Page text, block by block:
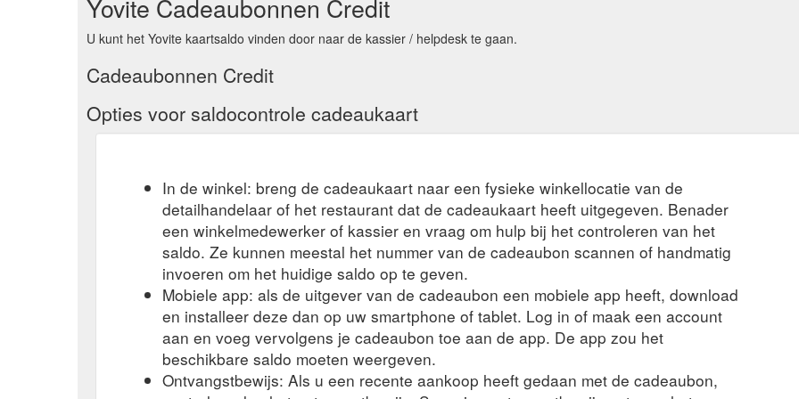
https://www.yovite.com/de/hilfe/hilfe-allgemeine-fragen.html
Sie können unsere Gutscheine schnell und einfach online bestellen. Der Gutschein wird Ihnen dann bsw. per Post, E-Mail
einzigartige bundesweite Restaurant- ...https://www.yovite.com/Gutschein-Auswahl.html
per SMS ausliefern zu lassen. Wenn Sie den Gutschein als Geschenk ...https://www.yovite.com/Gutschein-
Sie können unsere Gutscheine schnell und einfach online bestellen. Der Gutschein wird Ihnen dann bsw. per Post, E-Mail
ausdrucken) oder Fax zugesandt. Es ist sogar möglich den Geschenkgutschein zusätzlich per SMS ausliefern zu lassen.
Warum muss ein Gutschein / eine Geschenkkarte mit Gutschein-Passwort vor dem Restaurantbesuch online eingelöst
Yovite.com bietet Ihnen damit ...https://www.yovite.com/de/hilfe/hilfe-einloesung.html
Bei unseren Yovite.com Restaurantgutscheinen handelt es sich nicht um Rabatt-Gutscheine oder Coupons. Alle unsere
Wertgutscheine ...https://www.yovite.com/Gutschein-Buxtehude.html
Der Gutschein wird Ihnen dann bsw. per Post, E-Mail (PDF-Gutschein zum ausdrucken) oder Fax zugesandt. Es ist sogar
Yovite Cadeaubonnen Credit
U kunt het Yovite kaartsaldo vinden door naar de kassier / helpdesk te gaan.
Cadeaubonnen Credit
Opties voor saldocontrole cadeaukaart
In de winkel: breng de cadeaukaart naar een fysieke winkellocatie van de
detailhandelaar of het restaurant dat de cadeaukaart heeft uitgegeven. Benader
een winkelmedewerker of kassier en vraag om hulp bij het controleren van het
saldo. Ze kunnen meestal het nummer van de cadeaubon scannen of handmatig
invoeren om het huidige saldo op te geven.
Mobiele app: als de uitgever van de cadeaubon een mobiele app heeft, download
en installeer deze dan op uw smartphone of tablet. Log in of maak een account
aan en voeg vervolgens je cadeaubon toe aan de app. De app zou het
beschikbare saldo moeten weergeven.
Ontvangstbewijs: Als u een recente aankoop heeft gedaan met de cadeaubon,